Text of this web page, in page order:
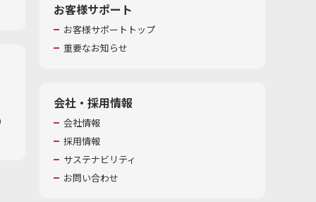
お客様サポート
お客様サポートトップ
重要なお知らせ
会社・採用情報
会社情報
採用情報
サステナビリティ
お問い合わせ